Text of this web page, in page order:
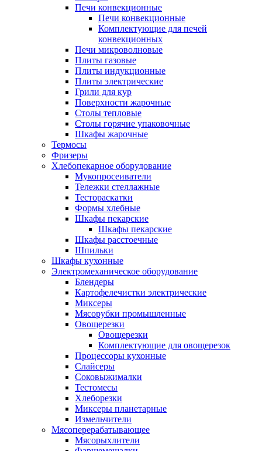
Печи конвекционные
Печи конвекционные
Комплектующие для печей
конвекционных
Печи микроволновые
Плиты газовые
Плиты индукционные
Плиты электрические
Грили для кур
Поверхности жарочные
Столы тепловые
Столы горячие упаковочные
Шкафы жарочные
Термосы
Фризеры
Хлебопекарное оборудование
Мукопросеиватели
Тележки стеллажные
Тестораскатки
Формы хлебные
Шкафы пекарские
Шкафы пекарские
Шкафы расстоечные
Шпильки
Шкафы кухонные
Электромеханическое оборудование
Блендеры
Картофелечистки электрические
Миксеры
Мясорубки промышленные
Овощерезки
Овощерезки
Комплектующие для овощерезок
Процессоры кухонные
Слайсеры
Соковыжималки
Тестомесы
Хлеборезки
Миксеры планетарные
Измельчители
Мясоперерабатывающее
Мясорыхлители